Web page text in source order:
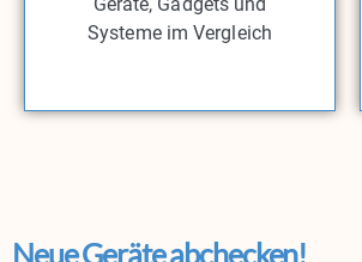
Systeme im Vergleich
Neue Geräte abchecken!